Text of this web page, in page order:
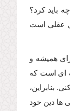
باید كرد؟
عقلى است
همیشه و
اى است كه
بنابراین،
ها دین خود